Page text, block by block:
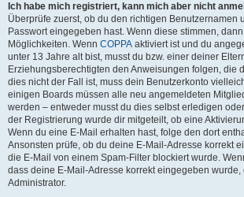
Ich habe mich registriert, kann mich aber nicht
Überprüfe zuerst, ob du den richtigen Benutzernamen
Passwort eingegeben hast. Wenn diese stimmen,
Möglichkeiten. Wenn COPPA aktiviert ist und du
unter 13 Jahre alt bist, musst du bzw. einer deiner
Erziehungsberechtigten den Anweisungen folgen, die
dies nicht der Fall ist, muss dein Benutzerkonto
einigen Boards müssen alle neu angemeldeten
werden – entweder musst du dies selbst erledigen
der Registrierung wurde dir mitgeteilt, ob eine
Wenn du eine E-Mail erhalten hast, folge den dort
Ansonsten prüfe, ob du deine E-Mail-Adresse korrekt
die E-Mail von einem Spam-Filter blockiert wurde.
dass deine E-Mail-Adresse korrekt eingegeben
Administrator.